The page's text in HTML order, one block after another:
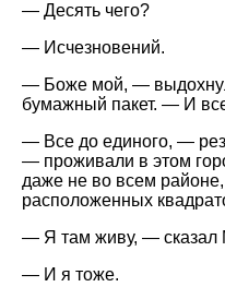
— Десять чего?
— Исчезновений.
— Боже мой, —
бумажный пакет. — И
— Все до единого, —
— проживали в этом
даже не во всем районе,
расположенных
— Я там живу, — сказал
— И я тоже.